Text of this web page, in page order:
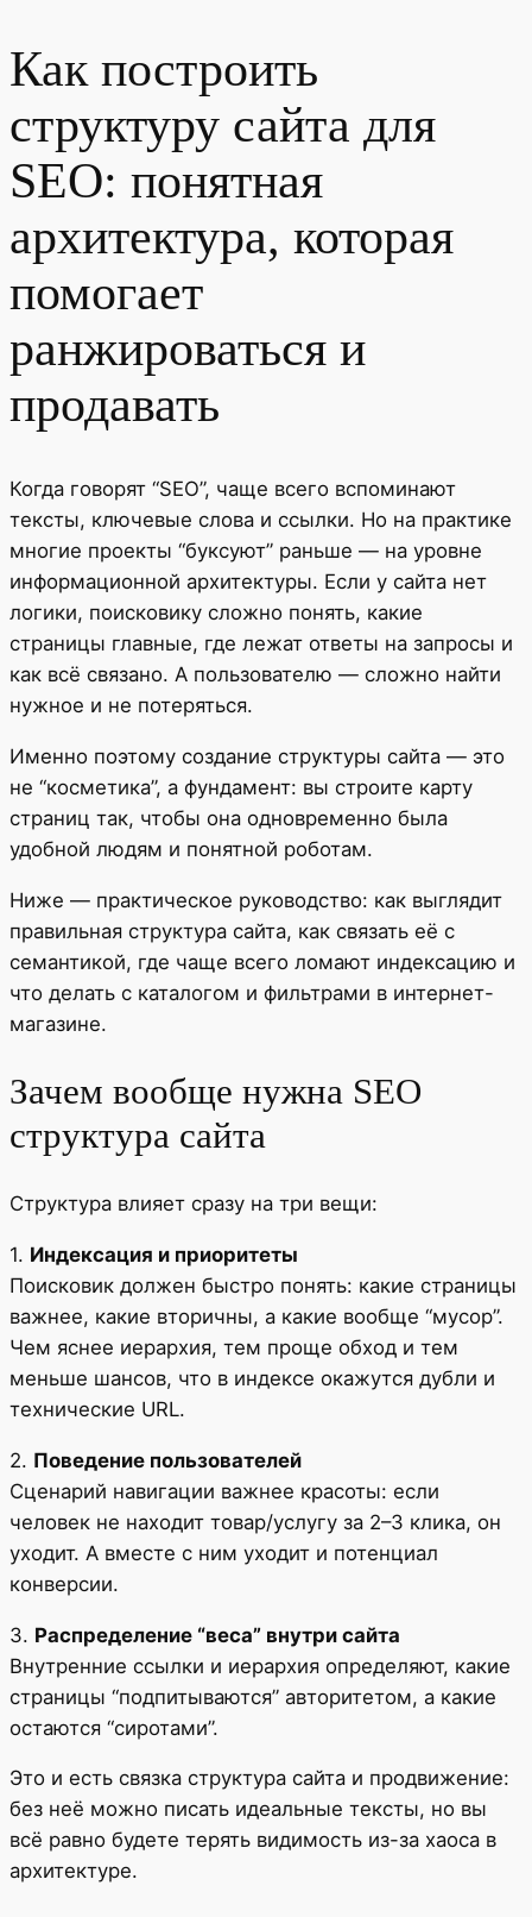
Как построить
структуру сайта для
SEO: понятная
архитектура, которая
помогает
ранжироваться и
продавать
Когда говорят “SEO”, чаще всего вспоминают
тексты, ключевые слова и ссылки. Но на практике
многие проекты “буксуют” раньше — на уровне
информационной архитектуры. Если у сайта нет
логики, поисковику сложно понять, какие
страницы главные, где лежат ответы на запросы и
как всё связано. А пользователю — сложно найти
нужное и не потеряться.
Именно поэтому создание структуры сайта — это
не “косметика”, а фундамент: вы строите карту
страниц так, чтобы она одновременно была
удобной людям и понятной роботам.
Ниже — практическое руководство: как выглядит
правильная структура сайта, как связать её с
семантикой, где чаще всего ломают индексацию и
что делать с каталогом и фильтрами в интернет-
магазине.
Зачем вообще нужна SEO
структура сайта
Структура влияет сразу на три вещи:
1. Индексация и приоритеты
Поисковик должен быстро понять: какие страницы
важнее, какие вторичны, а какие вообще “мусор”.
Чем яснее иерархия, тем проще обход и тем
меньше шансов, что в индексе окажутся дубли и
технические URL.
2. Поведение пользователей
Сценарий навигации важнее красоты: если
человек не находит товар/услугу за 2–3 клика, он
уходит. А вместе с ним уходит и потенциал
конверсии.
3. Распределение “веса” внутри сайта
Внутренние ссылки и иерархия определяют, какие
страницы “подпитываются” авторитетом, а какие
остаются “сиротами”.
Это и есть связка структура сайта и продвижение:
без неё можно писать идеальные тексты, но вы
всё равно будете терять видимость из-за хаоса в
архитектуре.